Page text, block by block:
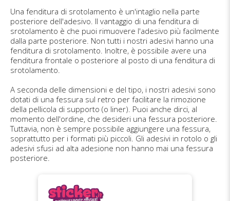
Una fenditura di srotolamento è un'intaglio nella parte
posteriore dell'adesivo. Il vantaggio di una fenditura di
srotolamento è che puoi rimuovere l'adesivo più facilmente
dalla parte posteriore. Non tutti i nostri adesivi hanno una
fenditura di srotolamento. Inoltre, è possibile avere una
fenditura frontale o posteriore al posto di una fenditura di
srotolamento.
A seconda delle dimensioni e del tipo, i nostri adesivi sono
dotati di una fessura sul retro per facilitare la rimozione
della pellicola di supporto (o liner). Puoi anche dirci, al
momento dell'ordine, che desideri una fessura posteriore.
Tuttavia, non è sempre possibile aggiungere una fessura,
soprattutto per i formati più piccoli. Gli adesivi in rotolo o gli
adesivi sfusi ad alta adesione non hanno mai una fessura
posteriore.